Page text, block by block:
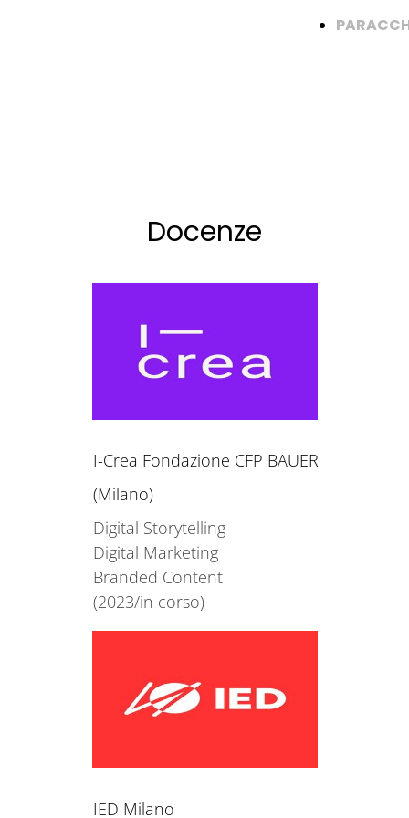
Docenze
I-Crea Fondazione CFP BAUER
(Milano)
Digital Storytelling
Digital Marketing
Branded Content
(2023/in corso)
IED Milano